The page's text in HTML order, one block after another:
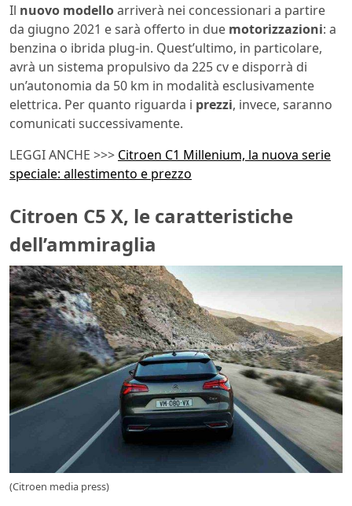
Il nuovo modelloarriverà nei concessionari a partire
da giugno 2021 e sarà offerto in due motorizzazioni: a
benzina o ibrida plug-in. Quest’ultimo, in particolare,
avrà un sistema propulsivo da 225 cv e disporrà di
un’autonomia da 50 km in modalità esclusivamente
elettrica. Per quanto riguarda i prezzi, invece, saranno
comunicati successivamente.
LEGGI ANCHE >>> Citroen C1 Millenium, la nuova serie
speciale: allestimento e prezzo
Citroen C5 X, le caratteristiche
dell’ammiraglia
(Citroen media press)